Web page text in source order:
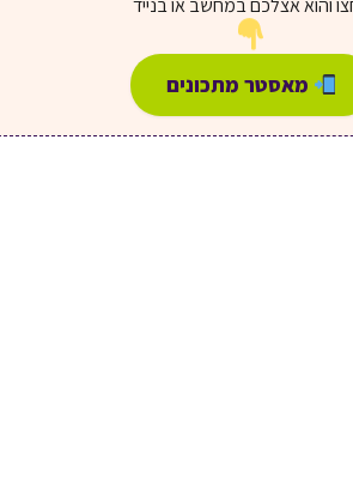
והוא אצלכם במחשב או בנייד
מאסטר מתכונים